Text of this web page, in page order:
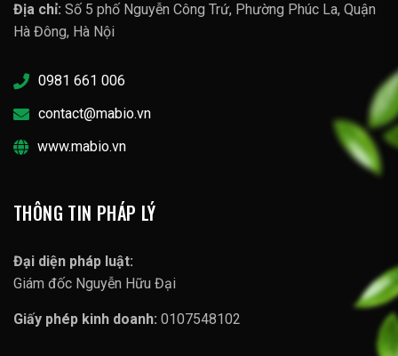
Địa chỉ: Số 5 phố Nguyễn Công Trứ, Phường Phúc La, Quận
Hà Đông, Hà Nội
0981 661 006
contact@mabio.vn
www.mabio.vn
THÔNG TIN PHÁP LÝ
Đại diện pháp luật:
Giám đốc Nguyễn Hữu Đại
Giấy phép kinh doanh: 0107548102